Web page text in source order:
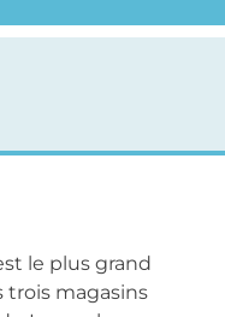
le plus grand
trois magasins